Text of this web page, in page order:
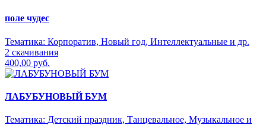
поле чудес
Тематика: Корпоратив, Новый год, Интеллектуальные и др.
2 скачивания
400,00 руб.
ЛАБУБУНОВЫЙ БУМ
Тематика: Детский праздник, Танцевальное, Музыкальное и